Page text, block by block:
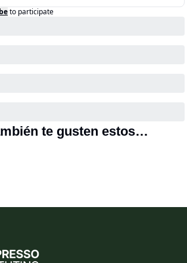
to participate
te gusten estos…